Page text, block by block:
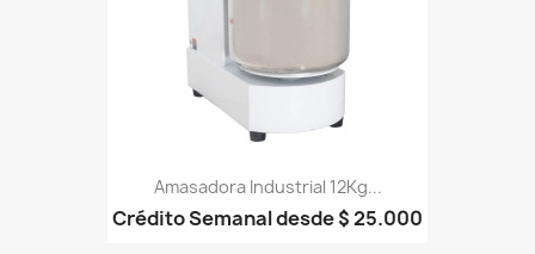
Amasadora Industrial 12Kg...
Crédito Semanal desde $ 25.000